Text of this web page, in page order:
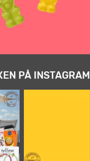
PÅ INSTAGRAM